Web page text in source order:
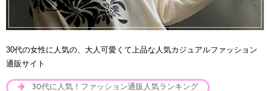
30代の女性に人気の、大人可愛くて上品な人気カジュアルファッション
通販サイト
30代に人気！ファッション通販人気ランキング